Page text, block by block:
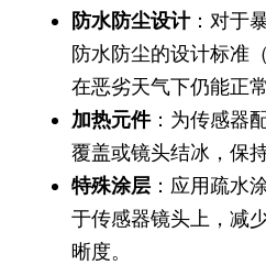
防水防尘设计：对于
防水防尘的设计标准
在恶劣天气下仍能正常
加热元件：为传感器
覆盖或镜头结冰，保
特殊涂层 ：应用疏水
于传感器镜头上，减
晰度。